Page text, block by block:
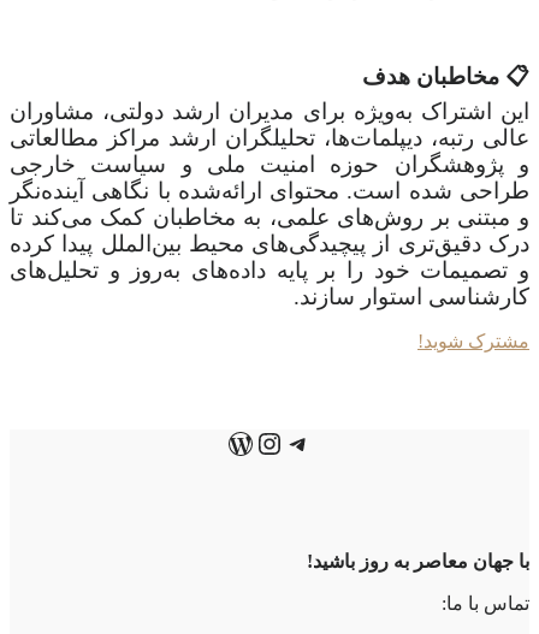
📋 مخاطبان هدف
این اشتراک به‌ویژه برای مدیران ارشد دولتی، مشاوران
عالی رتبه، دیپلمات‌ها، تحلیلگران ارشد مراکز مطالعاتی
و پژوهشگران حوزه امنیت ملی و سیاست خارجی
طراحی شده است. محتوای ارائه‌شده با نگاهی آینده‌نگر
و مبتنی بر روش‌های علمی، به مخاطبان کمک می‌کند تا
درک دقیق‌تری از پیچیدگی‌های محیط بین‌الملل پیدا کرده
و تصمیمات خود را بر پایه داده‌های به‌روز و تحلیل‌های
کارشناسی استوار سازند.
مشترک شوید!
تلگرام
اینستاگرم
وردپرس
با جهان معاصر به روز باشید!
تماس با ما: